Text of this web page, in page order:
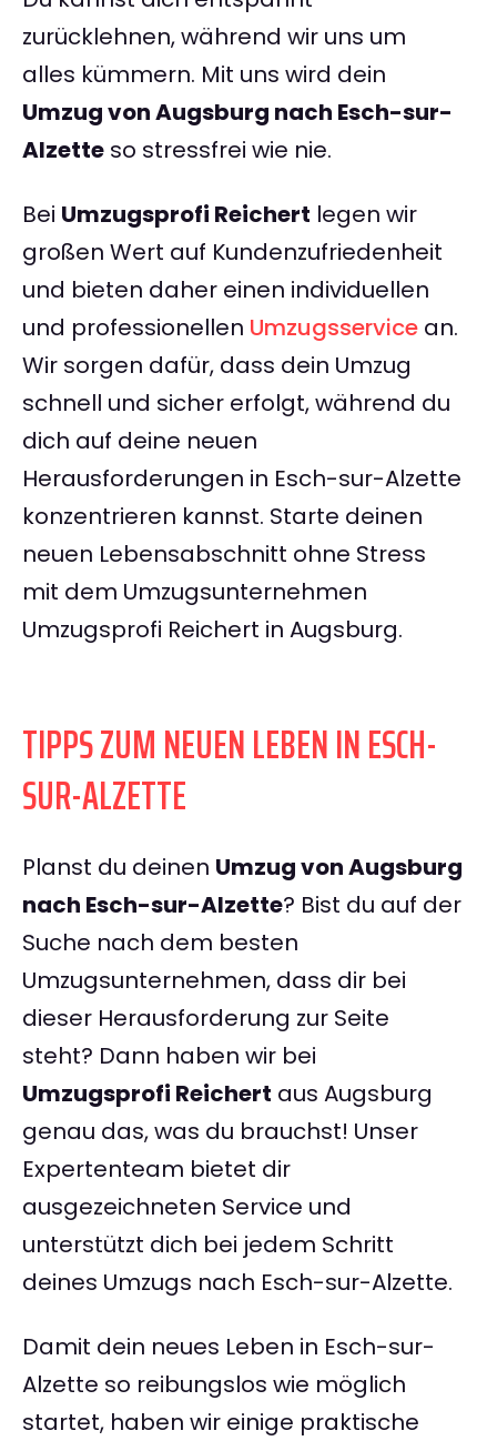
zurücklehnen, während wir uns um
alles kümmern. Mit uns wird dein
Umzug von Augsburg nach Esch-sur-
Alzette so stressfrei wie nie.
Bei Umzugsprofi Reichert legen wir
großen Wert auf Kundenzufriedenheit
und bieten daher einen individuellen
und professionellen Umzugsservice an.
Wir sorgen dafür, dass dein Umzug
schnell und sicher erfolgt, während du
dich auf deine neuen
Herausforderungen in Esch-sur-Alzette
konzentrieren kannst. Starte deinen
neuen Lebensabschnitt ohne Stress
mit dem Umzugsunternehmen
Umzugsprofi Reichert in Augsburg.
TIPPS ZUM NEUEN LEBEN IN ESCH-
SUR-ALZETTE
Planst du deinen Umzug von Augsburg
nach Esch-sur-Alzette? Bist du auf der
Suche nach dem besten
Umzugsunternehmen, dass dir bei
dieser Herausforderung zur Seite
steht? Dann haben wir bei
Umzugsprofi Reichert aus Augsburg
genau das, was du brauchst! Unser
Expertenteam bietet dir
ausgezeichneten Service und
unterstützt dich bei jedem Schritt
deines Umzugs nach Esch-sur-Alzette.
Damit dein neues Leben in Esch-sur-
Alzette so reibungslos wie möglich
startet, haben wir einige praktische